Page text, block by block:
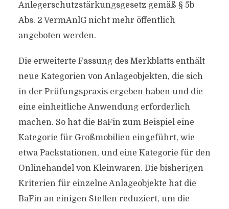
Anlegerschutzstärkungsgesetz gemäß § 5b
Abs. 2 VermAnlG nicht mehr öffentlich
angeboten werden.
Die erweiterte Fassung des Merkblatts enthält
neue Kategorien von Anlageobjekten, die sich
in der Prüfungspraxis ergeben haben und die
eine einheitliche Anwendung erforderlich
machen. So hat die BaFin zum Beispiel eine
Kategorie für Großmobilien eingeführt, wie
etwa Packstationen, und eine Kategorie für den
Onlinehandel von Kleinwaren. Die bisherigen
Kriterien für einzelne Anlageobjekte hat die
BaFin an einigen Stellen reduziert, um die